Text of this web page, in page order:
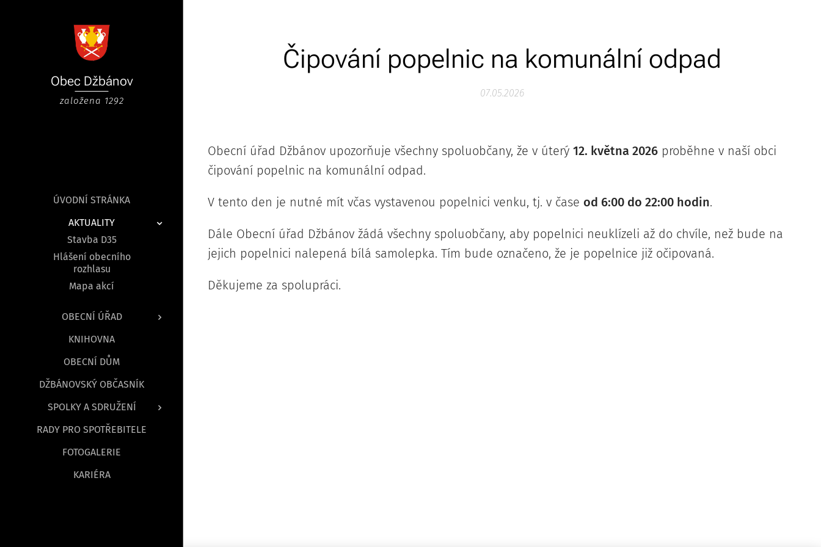
Obec Džbánov
založena 1292
ÚVODNÍ STRÁNKA
AKTUALITY
Stavba D35
Hlášení obecního
rozhlasu
Mapa akcí
OBECNÍ ÚŘAD
KNIHOVNA
OBECNÍ DŮM
DŽBÁNOVSKÝ OBČASNÍK
SPOLKY A SDRUŽENÍ
RADY PRO SPOTŘEBITELE
FOTOGALERIE
KARIÉRA
Čipování popelnic na komunální odpad
07.05.2026
Obecní úřad Džbánov upozorňuje všechny spoluobčany, že v úterý 12. května 2026 proběhne v naší obci
čipování popelnic na komunální odpad.
V tento den je nutné mít včas vystavenou popelnici venku, tj. v čase od 6:00 do 22:00 hodin.
Dále Obecní úřad Džbánov žádá všechny spoluobčany, aby popelnici neuklízeli až do chvíle, než bude na
jejich popelnici nalepená bílá samolepka. Tím bude označeno, že je popelnice již očipovaná.
Děkujeme za spolupráci.